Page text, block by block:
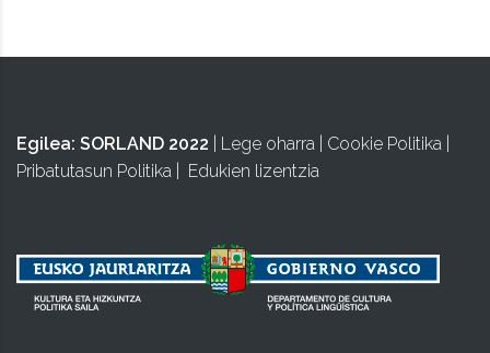
Egilea: SORLAND 2022 Lege oharra Cookie Politika
Pribatutasun Politika
Edukien lizentzia